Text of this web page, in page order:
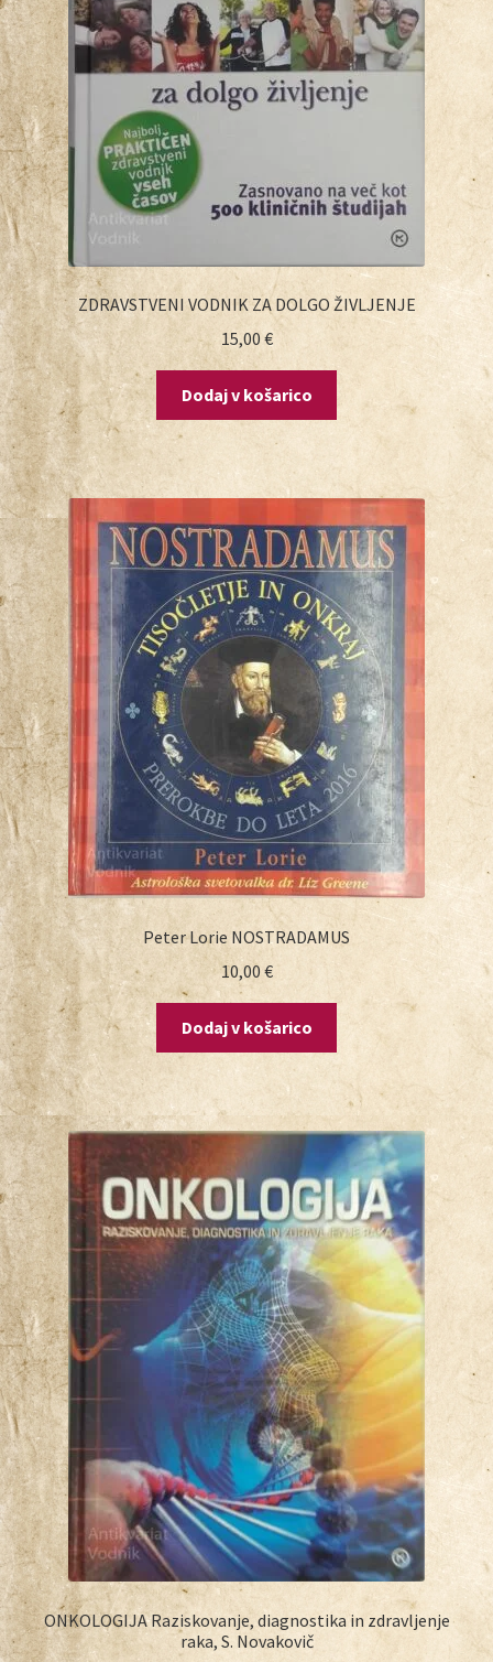
ZDRAVSTVENI VODNIK ZA DOLGO ŽIVLJENJE
15,00 €
Dodaj v košarico
Peter Lorie NOSTRADAMUS
10,00 €
Dodaj v košarico
ONKOLOGIJA Raziskovanje, diagnostika in zdravljenje
raka, S. Novakovič